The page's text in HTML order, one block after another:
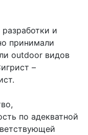
и
принимали
outdoor видов
–
по адекватной